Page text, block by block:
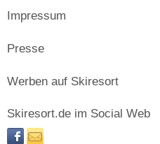
Impressum
Presse
Werben auf Skiresort
Skiresort.de im Social Web
facebooknewsletter